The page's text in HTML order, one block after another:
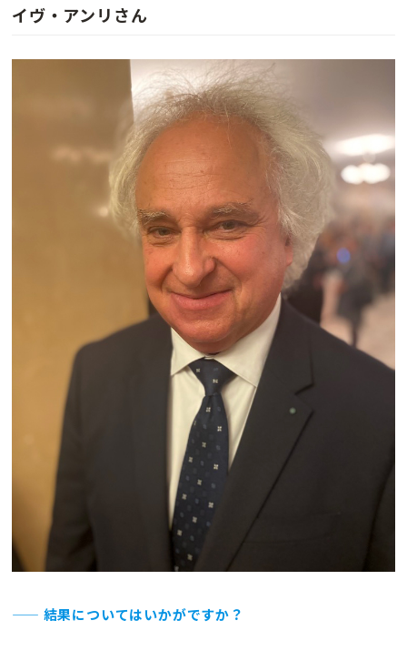
イヴ・アンリ さん
—— 結果についてはいかがですか？